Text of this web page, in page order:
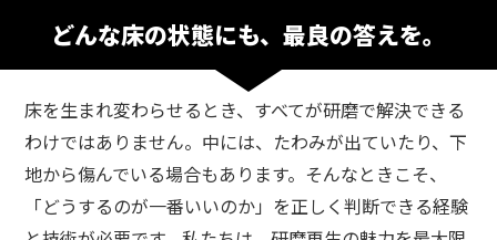
どんな床の状態にも、最良の答えを。
床を生まれ変わらせるとき、すべてが研磨で解決できる
わけではありません。 中には、たわみが出ていたり、下
地から傷んでいる場合もあります。 そんなときこそ、
「どうするのが一番いいのか」を正しく判断できる経験